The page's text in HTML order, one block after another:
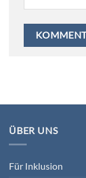
ÜBER UNS
Für Inklusion